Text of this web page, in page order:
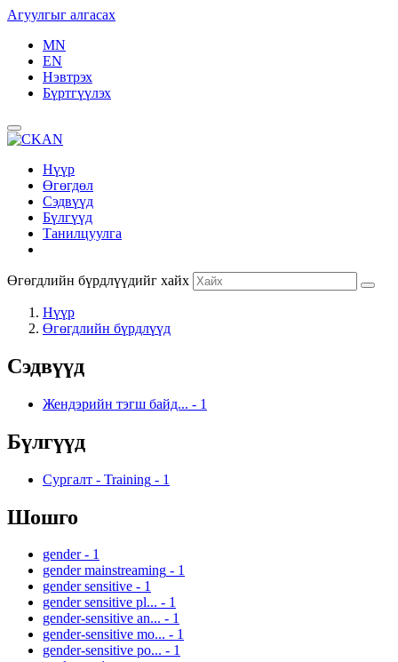
Агуулгыг алгасах
MN
EN
Нэвтрэх
Бүртгүүлэх
Нүүр
Өгөгдөл
Сэдвүүд
Бүлгүүд
Танилцуулга
Өгөгдлийн бүрдлүүдийг хайх
Нүүр
Өгөгдлийн бүрдлүүд
Сэдвүүд
Жендэрийн тэгш байд... - 1
Бүлгүүд
Сургалт - Training - 1
Шошго
gender - 1
gender mainstreaming - 1
gender sensitive - 1
gender sensitive pl... - 1
gender-sensitive an... - 1
gender-sensitive mo... - 1
gender-sensitive po... - 1